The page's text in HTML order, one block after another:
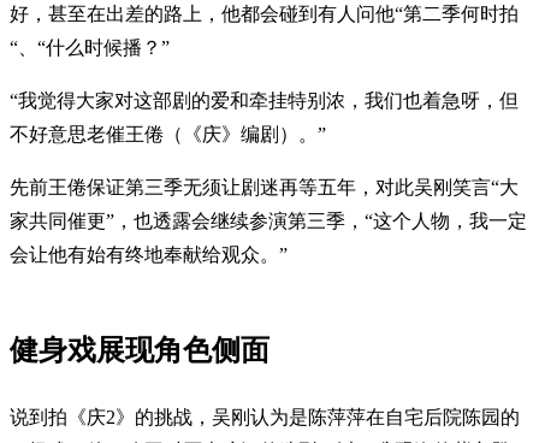
好，甚至在出差的路上，他都会碰到有人问他“第二季何时拍
“、“什么时候播？”
“我觉得大家对这部剧的爱和牵挂特别浓，我们也着急呀，但
不好意思老催王倦（《庆》编剧）。”
先前王倦保证第三季无须让剧迷再等五年，对此吴刚笑言“大
家共同催更”，也透露会继续参演第三季，“这个人物，我一定
会让他有始有终地奉献给观众。”
健身戏展现角色侧面
说到拍《庆2》的挑战，吴刚认为是陈萍萍在自宅后院陈园的